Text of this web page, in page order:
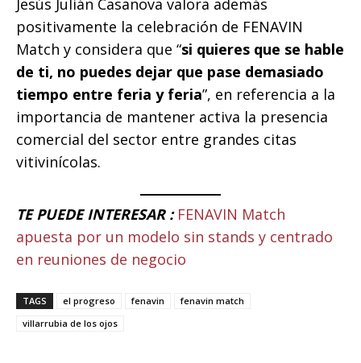
Jesús Julián Casanova valora además
positivamente la celebración de FENAVIN
Match y considera que “si quieres que se hable
de ti, no puedes dejar que pase demasiado
tiempo entre feria y feria”, en referencia a la
importancia de mantener activa la presencia
comercial del sector entre grandes citas
vitivinícolas.
TE PUEDE INTERESAR : FENAVIN Match
apuesta por un modelo sin stands y centrado
en reuniones de negocio
TAGS el progreso fenavin
fenavin match
villarrubia de los ojos